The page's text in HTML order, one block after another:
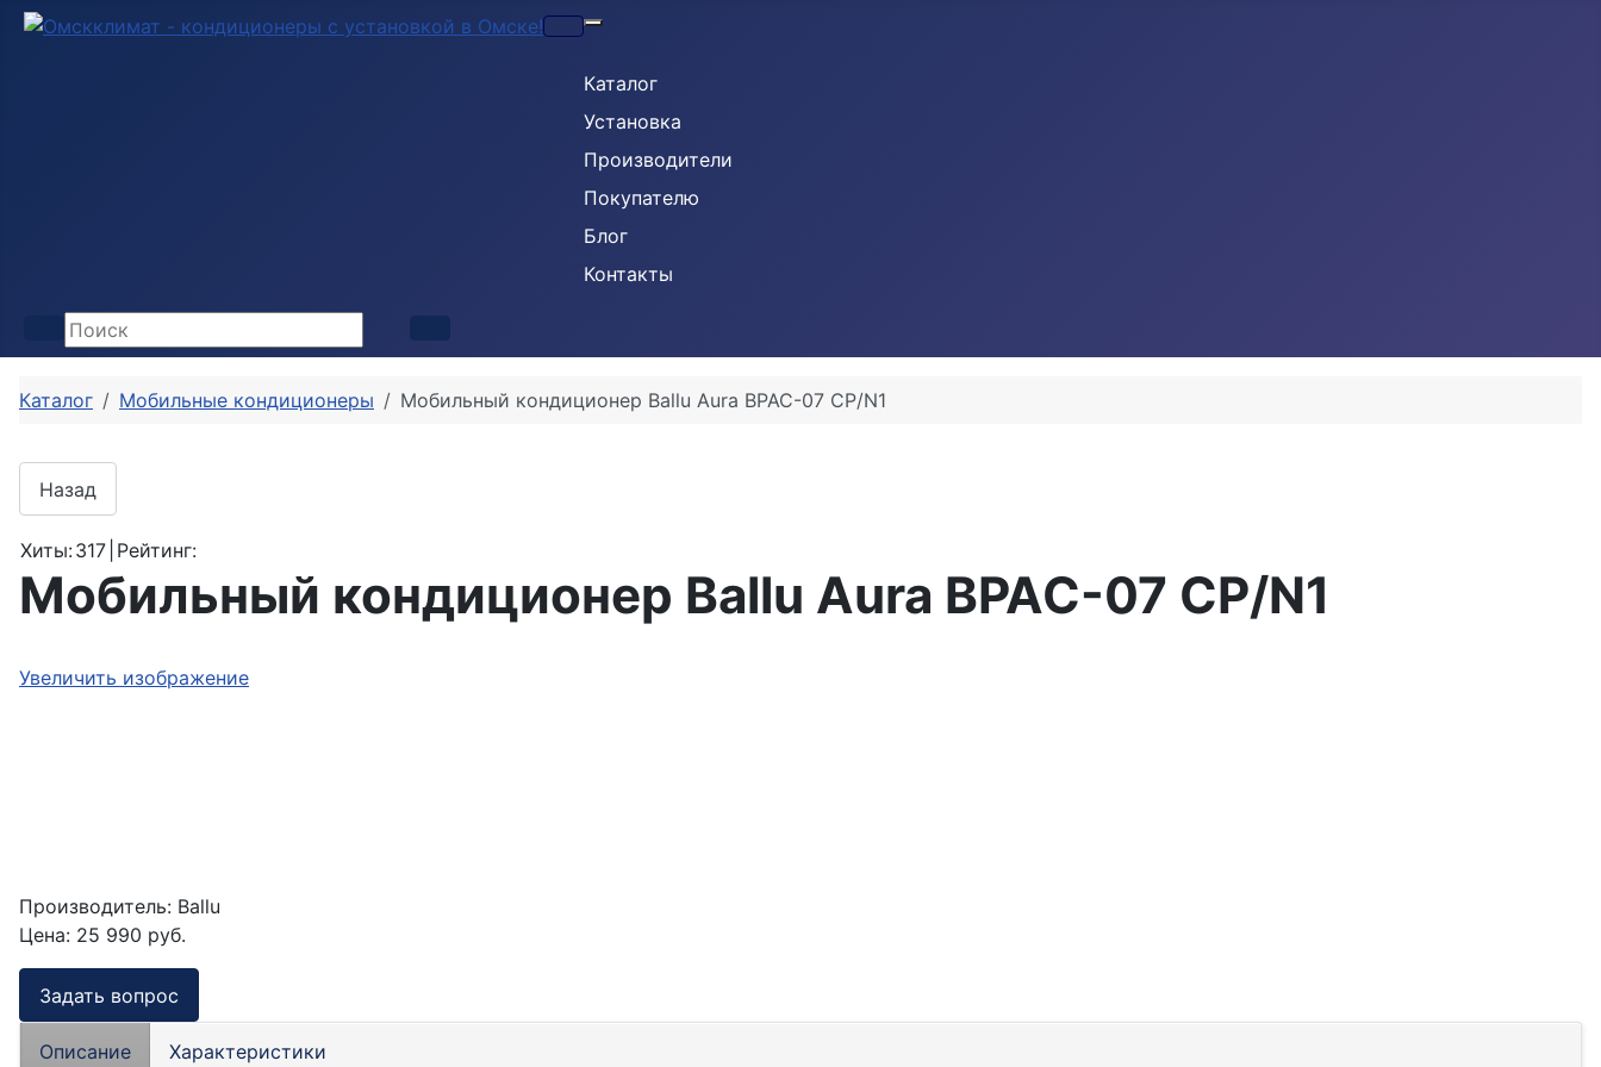
Каталог
Установка
Производители
Покупателю
Блог
Контакты
Каталог Мобильные кондиционеры Мобильный кондиционер Ballu Aura BPAC-07 CP/N1
Хиты:317 Рейтинг:
Мобильный кондиционер Ballu Aura BPAC-07 CP/N1
Увеличить изображение
Производитель: Ballu
Цена: 25 990 руб.
Задать вопрос
Описание Характеристики